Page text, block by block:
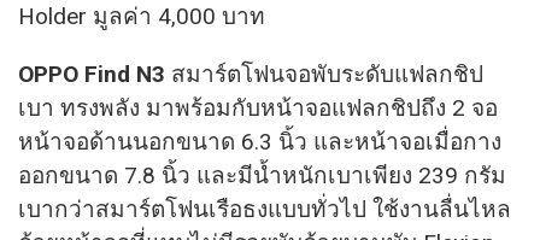
Holder มูลค่า 4,000 บาท
OPPO Find N3 สมาร์ตโฟนจอพับระดับแฟลกชิป
เบา ทรงพลัง มาพร้อมกับหน้าจอแฟลกชิปถึง 2 จอ
หน้าจอด้านนอกขนาด 6.3 นิ้ว และหน้าจอเมื่อกาง
ออกขนาด 7.8 นิ้ว และมีน้ำหนักเบาเพียง 239 กรัม
เบากว่าสมาร์ตโฟนเรือธงแบบทั่วไป ใช้งานลื่นไหล